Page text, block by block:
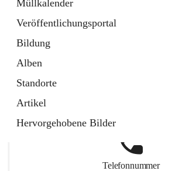
Müllkalender
Veröffentlichungsportal
Bildung
Alben
Standorte
Artikel
Hervorgehobene Bilder
Telefonnummer